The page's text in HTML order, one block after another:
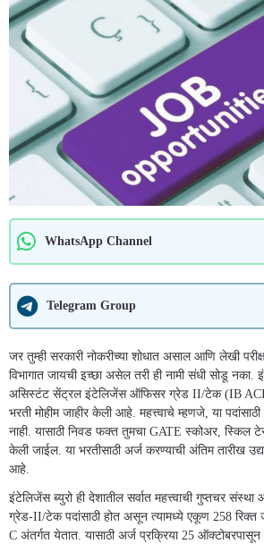
WhatsApp Channel
Telegram Group
जर तुम्ही सरकारी नोकरीच्या शोधात असाल आणि लेखी
विभागात जायची इच्छा असेल तरी ही नामी संधी सोडू
असिस्टंट सेंट्रल इंटेलिजेंस ऑफिसर ग्रेड II/टेक (IB ACIO
भरती मोहीम जाहीर केली आहे. महत्त्वाचे म्हणजे, या पदांसाठी
नाही. यासाठी निवड फक्त तुमचा GATE स्कोअर, स्किल
केली जाईल. या भरतीसाठी अर्ज करण्याची अंतिम तारीख
आहे.
इंटेलिजेंस ब्युरो ही देशातील सर्वात महत्त्वाची गुप्तचर
ग्रेड-II/टेक पदांसाठी होत असून त्यामध्ये एकूण 258 रिक्त
C अंतर्गत येतात. यासाठी अर्ज प्रक्रिया 25